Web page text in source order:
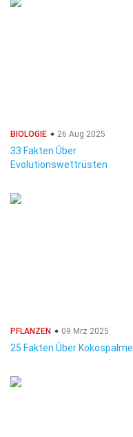
BIOLOGIE 26 Aug 2025
33 Fakten Über
Evolutionswettrüsten
PFLANZEN 09 Mrz 2025
25 Fakten Über Kokospalme